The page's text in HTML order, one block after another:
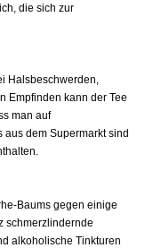
die sich zur
Halsbeschwerden,
Empfinden kann der Tee
man auf
dem Supermarkt sind
Baums gegen einige
schmerzlindernde
alkoholische Tinkturen